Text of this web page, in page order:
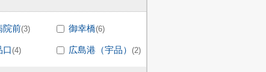
院前(3) 御幸橋(6)
口(4) 広島港（宇品） (2)